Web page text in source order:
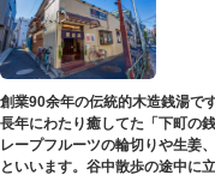
創業90余年の伝統的木造銭湯で
長年にわたり癒してた「下町の
レープフルーツの輪切りや生姜
といいます。谷中散歩の途中に